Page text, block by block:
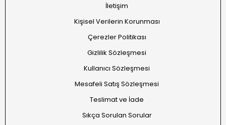
İletişim
Kişisel Verilerin Korunması
Çerezler Politikası
Gizlilik Sözleşmesi
Kullanıcı Sözleşmesi
Mesafeli Satış Sözleşmesi
Teslimat ve İade
Sıkça Sorulan Sorular